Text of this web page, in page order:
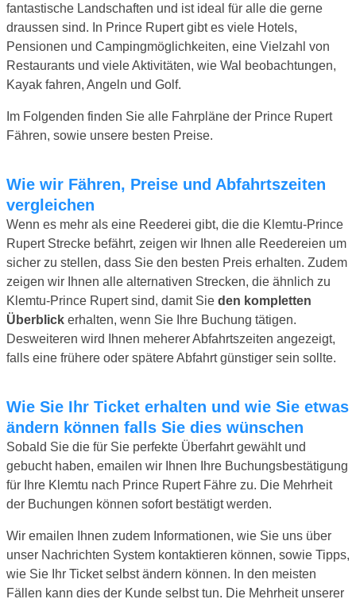
fantastische Landschaften und ist ideal für alle die gerne
draussen sind. In Prince Rupert gibt es viele Hotels,
Pensionen und Campingmöglichkeiten, eine Vielzahl von
Restaurants und viele Aktivitäten, wie Wal beobachtungen,
Kayak fahren, Angeln und Golf.
Im Folgenden finden Sie alle Fahrpläne der Prince Rupert
Fähren, sowie unsere besten Preise.
Wie wir Fähren, Preise und Abfahrtszeiten
vergleichen
Wenn es mehr als eine Reederei gibt, die die Klemtu-Prince
Rupert Strecke befährt, zeigen wir Ihnen alle Reedereien um
sicher zu stellen, dass Sie den besten Preis erhalten. Zudem
zeigen wir Ihnen alle alternativen Strecken, die ähnlich zu
Klemtu-Prince Rupert sind, damit Sie den kompletten
Überblick erhalten, wenn Sie Ihre Buchung tätigen.
Desweiteren wird Ihnen meherer Abfahrtszeiten angezeigt,
falls eine frühere oder spätere Abfahrt günstiger sein sollte.
Wie Sie Ihr Ticket erhalten und wie Sie etwas
ändern können falls Sie dies wünschen
Sobald Sie die für Sie perfekte Überfahrt gewählt und
gebucht haben, emailen wir Ihnen Ihre Buchungsbestätigung
für Ihre Klemtu nach Prince Rupert Fähre zu. Die Mehrheit
der Buchungen können sofort bestätigt werden.
Wir emailen Ihnen zudem Informationen, wie Sie uns über
unser Nachrichten System kontaktieren können, sowie Tipps,
wie Sie Ihr Ticket selbst ändern können. In den meisten
Fällen kann dies der Kunde selbst tun. Die Mehrheit unserer